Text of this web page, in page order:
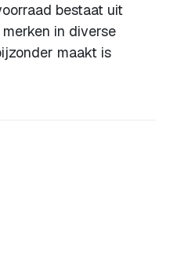
bestaat uit
in diverse
maakt is